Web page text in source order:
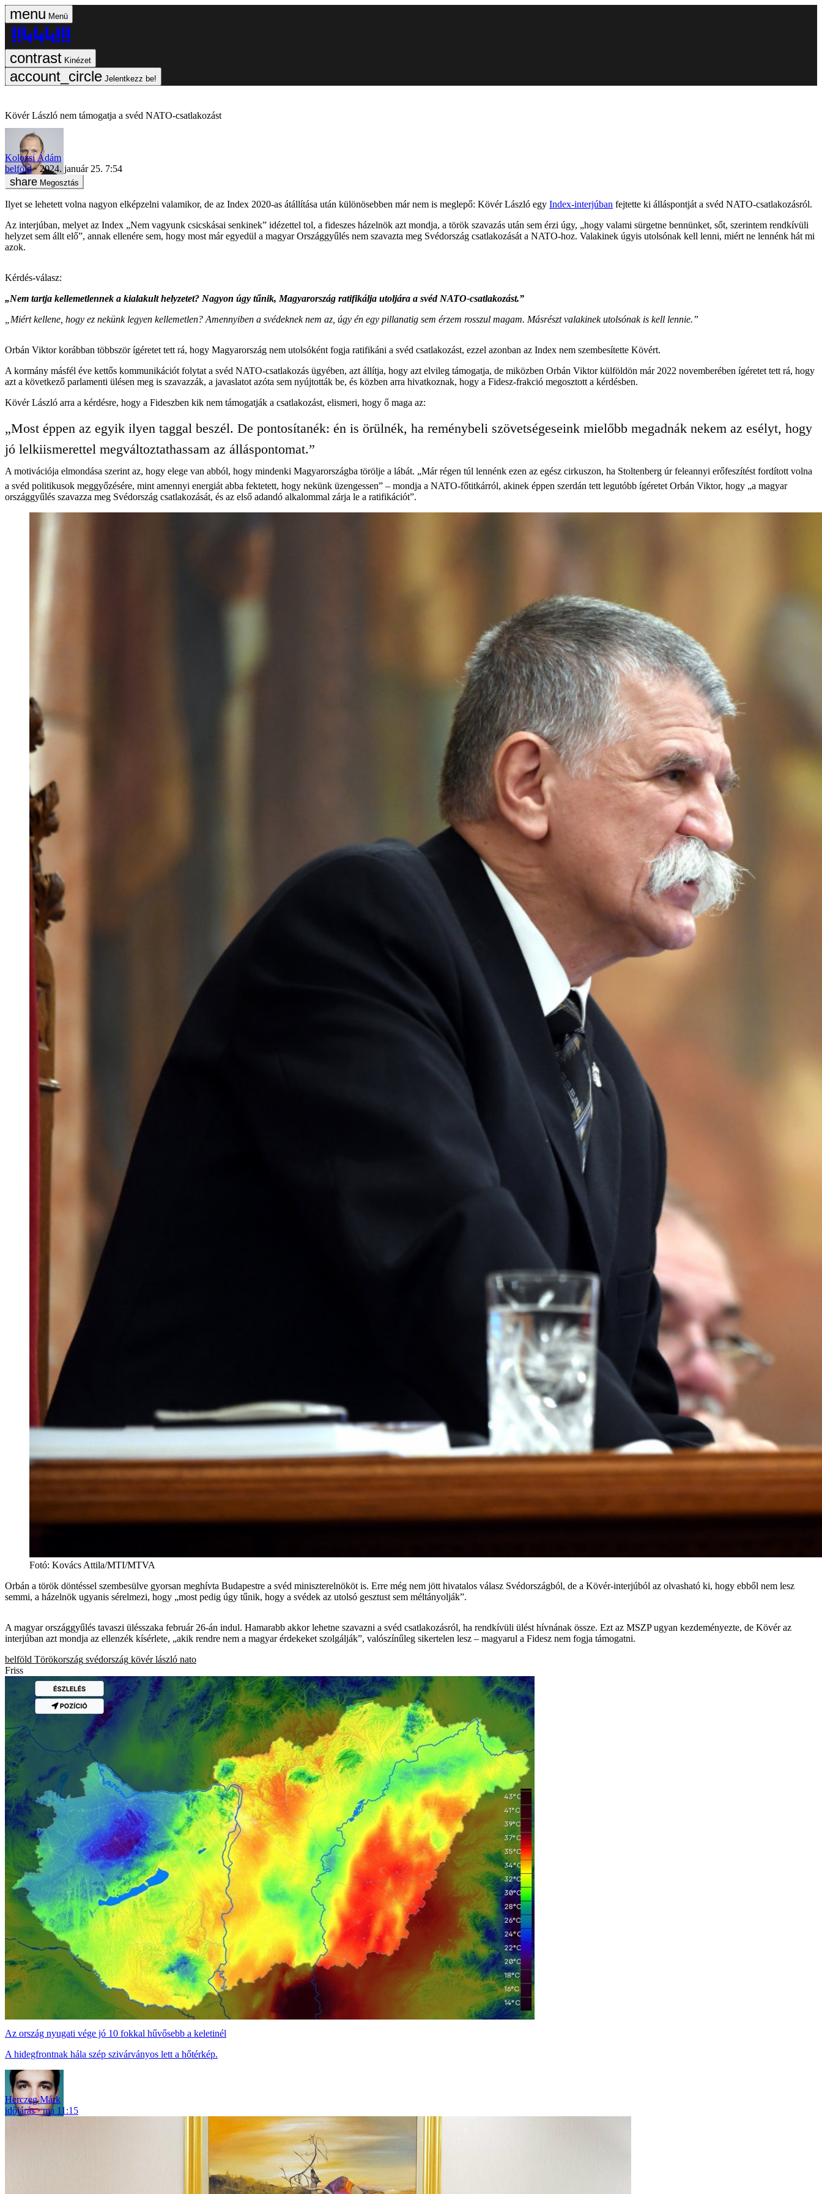
Menü
Kinézet
Jelentkezz be!
Kövér László nem támogatja a svéd NATO-csatlakozást
Kolozsi Ádám
belföld
2024. január 25. 7:54
Megosztás
Ilyet se lehetett volna nagyon elképzelni valamikor, de az Index 2020-as átállítása után különösebben már nem is meglepő: Kövér László egy Index-interjúban fejtette ki álláspontját a svéd NATO-csatlakozásról.
Az interjúban, melyet az Index „Nem vagyunk csicskásai senkinek” idézettel tol, a fideszes házelnök azt mondja, a török szavazás után sem érzi úgy, „hogy valami sürgetne bennünket, sőt, szerintem rendkívüli
helyzet sem állt elő”, annak ellenére sem, hogy most már egyedül a magyar Országgyűlés nem szavazta meg Svédország csatlakozását a NATO-hoz. Valakinek úgyis utolsónak kell lenni, miért ne lennénk hát mi
azok.
Kérdés-válasz:
„Nem tartja kellemetlennek a kialakult helyzetet? Nagyon úgy tűnik, Magyarország ratifikálja utoljára a svéd NATO-csatlakozást.”
„Miért kellene, hogy ez nekünk legyen kellemetlen? Amennyiben a svédeknek nem az, úgy én egy pillanatig sem érzem rosszul magam. Másrészt valakinek utolsónak is kell lennie.”
Orbán Viktor korábban többször ígéretet tett rá, hogy Magyarország nem utolsóként fogja ratifikáni a svéd csatlakozást, ezzel azonban az Index nem szembesítette Kövért.
A kormány másfél éve kettős kommunikációt folytat a svéd NATO-csatlakozás ügyében, azt állítja, hogy azt elvileg támogatja, de miközben Orbán Viktor külföldön már 2022 novemberében ígéretet tett rá, hogy
azt a következő parlamenti ülésen meg is szavazzák, a javaslatot azóta sem nyújtották be, és közben arra hivatkoznak, hogy a Fidesz-frakció megosztott a kérdésben.
Kövér László arra a kérdésre, hogy a Fideszben kik nem támogatják a csatlakozást, elismeri, hogy ő maga az:
„Most éppen az egyik ilyen taggal beszél. De pontosítanék: én is örülnék, ha reménybeli szövetségeseink mielőbb megadnák nekem az esélyt, hogy
jó lelkiismerettel megváltoztathassam az álláspontomat.”
A motivációja elmondása szerint az, hogy elege van abból, hogy mindenki Magyarországba törölje a lábát. „Már régen túl lennénk ezen az egész cirkuszon, ha Stoltenberg úr feleannyi erőfeszítést fordított volna
a svéd politikusok meggyőzésére, mint amennyi energiát abba fektetett, hogy nekünk üzengessen” – mondja a NATO-főtitkárról, akinek éppen szerdán tett legutóbb ígéretet Orbán Viktor, hogy „a magyar
országgyűlés szavazza meg Svédország csatlakozását, és az első adandó alkalommal zárja le a ratifikációt”.
Fotó: Kovács Attila/MTI/MTVA
Orbán a török döntéssel szembesülve gyorsan meghívta Budapestre a svéd miniszterelnököt is. Erre még nem jött hivatalos válasz Svédországból, de a Kövér-interjúból az olvasható ki, hogy ebből nem lesz
semmi, a házelnök ugyanis sérelmezi, hogy „most pedig úgy tűnik, hogy a svédek az utolsó gesztust sem méltányolják”.
A magyar országgyűlés tavaszi ülésszaka február 26-án indul. Hamarabb akkor lehetne szavazni a svéd csatlakozásról, ha rendkívüli ülést hívnának össze. Ezt az MSZP ugyan kezdeményezte, de Kövér az
interjúban azt mondja az ellenzék kísérlete, „akik rendre nem a magyar érdekeket szolgálják”, valószínűleg sikertelen lesz – magyarul a Fidesz nem fogja támogatni.
belföld Törökország svédország kövér lászló nato
Friss
Az ország nyugati vége jó 10 fokkal hűvősebb a keletinél
A hidegfrontnak hála szép szivárványos lett a hőtérkép.
Herczeg Márk
időjárás
ma 11:15